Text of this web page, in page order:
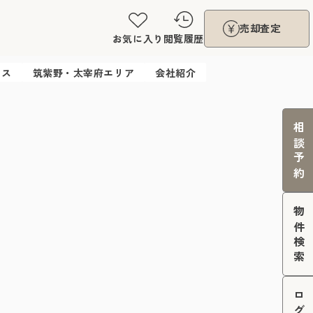
お気に入り 閲覧履歴
売却査定
筑紫野・太宰府エリア 会社紹介
相談予約
物件検索